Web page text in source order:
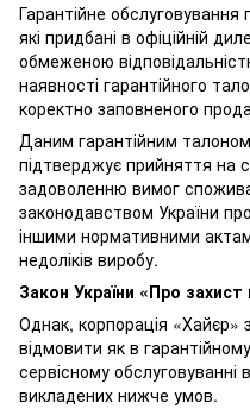
Гарантійне
які придбані в офіційній
обмеженою
наявності гарантійного
коректно заповненого
Даним гарантійним
підтверджує прийняття на
задоволенню вимог
законодавством України
іншими нормативними
недоліків виробу.
Закон України «Про
Однак, корпорація
відмовити як в
сервісному
викладених нижче умов.